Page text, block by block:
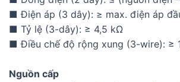
■ Điện áp (3 dây): ≥ max. điện áp
■ Tỷ lệ (3-dây): ≥ 4,5 kΩ
■ Điều chế độ rộng xung (3-wire): ≥
Nguồn cấp